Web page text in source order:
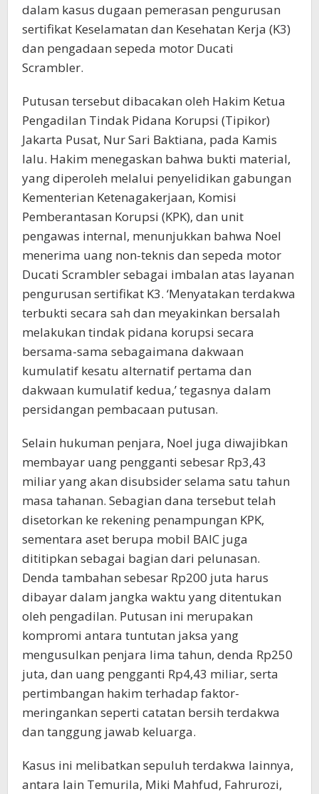
dalam kasus dugaan pemerasan pengurusan
sertifikat Keselamatan dan Kesehatan Kerja (K3)
dan pengadaan sepeda motor Ducati
Scrambler.
Putusan tersebut dibacakan oleh Hakim Ketua
Pengadilan Tindak Pidana Korupsi (Tipikor)
Jakarta Pusat, Nur Sari Baktiana, pada Kamis
lalu. Hakim menegaskan bahwa bukti material,
yang diperoleh melalui penyelidikan gabungan
Kementerian Ketenagakerjaan, Komisi
Pemberantasan Korupsi (KPK), dan unit
pengawas internal, menunjukkan bahwa Noel
menerima uang non-teknis dan sepeda motor
Ducati Scrambler sebagai imbalan atas layanan
pengurusan sertifikat K3. ‘Menyatakan terdakwa
terbukti secara sah dan meyakinkan bersalah
melakukan tindak pidana korupsi secara
bersama-sama sebagaimana dakwaan
kumulatif kesatu alternatif pertama dan
dakwaan kumulatif kedua,’ tegasnya dalam
persidangan pembacaan putusan.
Selain hukuman penjara, Noel juga diwajibkan
membayar uang pengganti sebesar Rp3,43
miliar yang akan disubsider selama satu tahun
masa tahanan. Sebagian dana tersebut telah
disetorkan ke rekening penampungan KPK,
sementara aset berupa mobil BAIC juga
dititipkan sebagai bagian dari pelunasan.
Denda tambahan sebesar Rp200 juta harus
dibayar dalam jangka waktu yang ditentukan
oleh pengadilan. Putusan ini merupakan
kompromi antara tuntutan jaksa yang
mengusulkan penjara lima tahun, denda Rp250
juta, dan uang pengganti Rp4,43 miliar, serta
pertimbangan hakim terhadap faktor-
meringankan seperti catatan bersih terdakwa
dan tanggung jawab keluarga.
Kasus ini melibatkan sepuluh terdakwa lainnya,
antara lain Temurila, Miki Mahfud, Fahrurozi,